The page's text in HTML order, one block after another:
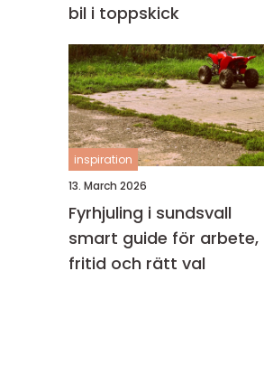
bil i toppskick
inspiration
13. March 2026
Fyrhjuling i sundsvall
smart guide för arbete,
fritid och rätt val